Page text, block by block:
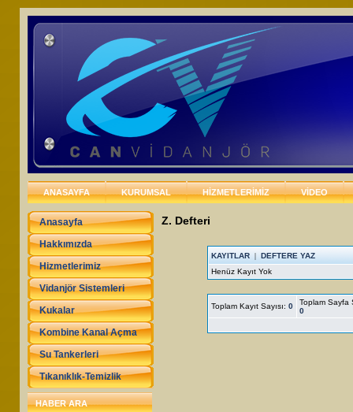
ANASAYFA KURUMSAL HİZMETLERİMİZ VİDEO
Anasayfa
Hakkımızda
Hizmetlerimiz
Vidanjör Sistemleri
Kukalar
Kombine Kanal Açma
Su Tankerleri
Tıkanıklık-Temizlik
HABER ARA
Z. Defteri